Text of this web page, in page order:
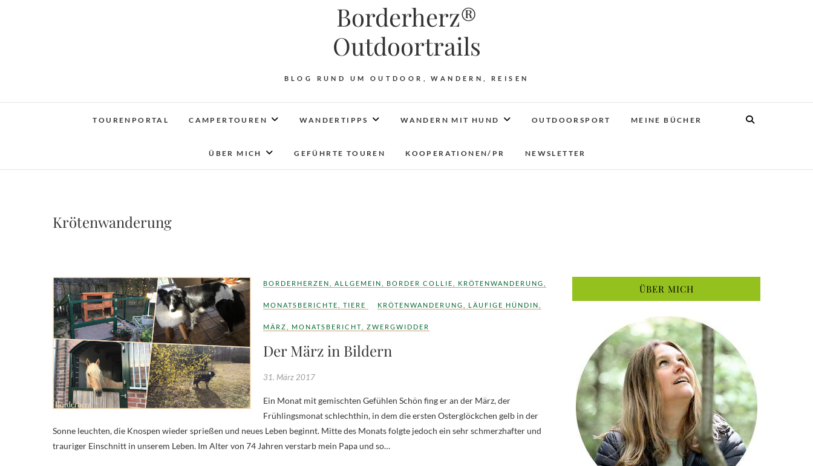
Borderherz®
Outdoortrails
BLOG RUND UM OUTDOOR, WANDERN, REISEN
TOURENPORTAL CAMPERTOUREN WANDERTIPPS WANDERN MIT HUND OUTDOORSPORT MEINE BÜCHER
ÜBER MICH GEFÜHRTE TOUREN KOOPERATIONEN/PR NEWSLETTER
Krötenwanderung
BORDERHERZEN ALLGEMEIN BORDER COLLIE KRÖTENWANDERUNG
MONATSBERICHTE TIERE KRÖTENWANDERUNG LÄUFIGE HÜNDIN
MÄRZ MONATSBERICHT ZWERGWIDDER
Der März in Bildern
31. März 2017
Ein Monat mit gemischten Gefühlen Schön fing er an der März, der
Frühlingsmonat schlechthin, in dem die ersten Osterglöckchen gelb in der
Sonne leuchten, die Knospen wieder sprießen und neues Leben beginnt. Mitte des Monats folgte jedoch ein sehr schmerzhafter und
trauriger Einschnitt in unserem Leben. Im Alter von 74 Jahren verstarb mein Papa und so…
ÜBER MICH